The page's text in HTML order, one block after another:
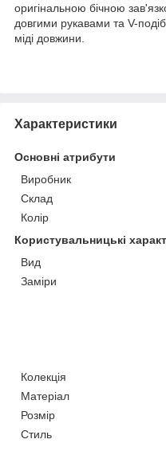
оригінальною бічною
довгими рукавами та V-
міді довжини.
Характеристики
Основні атрибути
Виробник
Склад
Колір
Користувальницькі
Вид
Заміри
Колекція
Матеріал
Розмір
Стиль